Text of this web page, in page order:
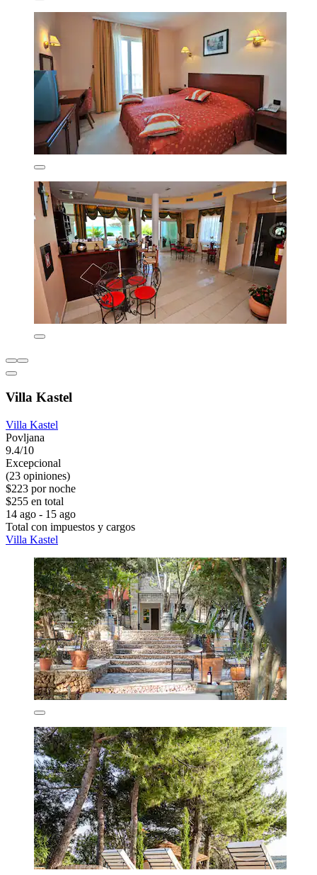
Villa Kastel
Villa Kastel
Povljana
9.4/10
Excepcional
(23 opiniones)
$223 por noche
$255 en total
14 ago - 15 ago
Total con impuestos y cargos
Villa Kastel